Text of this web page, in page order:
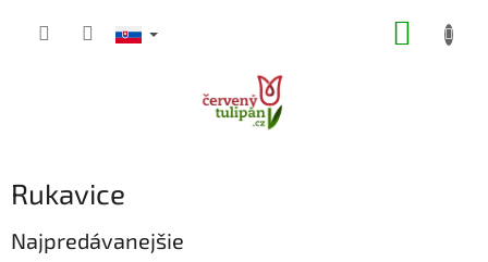
Rukavice
Najpredávanejšie